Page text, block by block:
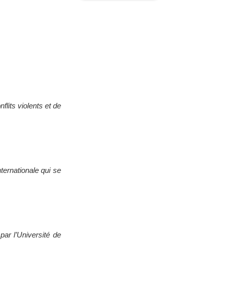
violents et de
qui se
l’Université de